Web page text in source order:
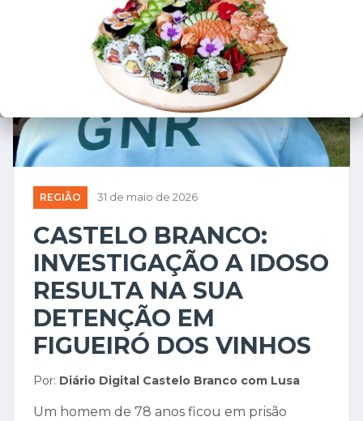
REGIÃO 31 de maio de 2026
CASTELO BRANCO:
INVESTIGAÇÃO A IDOSO
RESULTA NA SUA
DETENÇÃO EM
FIGUEIRÓ DOS VINHOS
Por: Diário Digital Castelo Branco com Lusa
Um homem de 78 anos ficou em prisão